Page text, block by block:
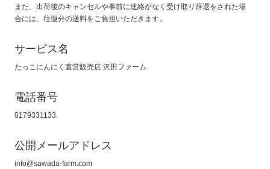
また、出荷後のキャンセルや事前に連絡がなく受け取り辞退をされた場
合には、往復分の送料をご負担いただきます。
サービス名
たっこにんにく直営販売店 沢田ファーム
電話番号
0179331133
公開メールアドレス
info@sawada-farm.com